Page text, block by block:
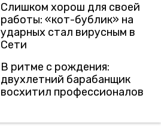
Слишком хорош для своей
работы: «кот-бублик» на
ударных стал вирусным в
Сети
В ритме с рождения:
двухлетний барабанщик
восхитил профессионалов